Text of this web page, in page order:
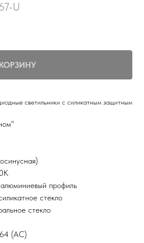
U
светильники с силикатным защитным
профиль
стекло
стекло
(AС)